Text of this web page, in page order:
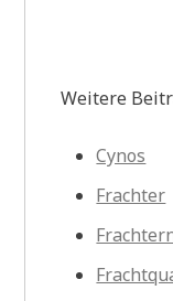
Weitere
Cynos
Frachter